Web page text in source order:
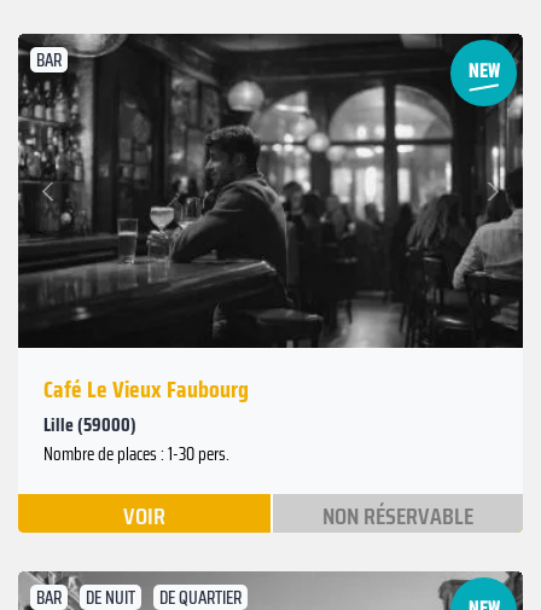
BAR
Précédent
Suivant
Café Le Vieux Faubourg
Lille (59000)
Nombre de places : 1-30 pers.
VOIR NON RÉSERVABLE
BAR DE NUIT DE QUARTIER